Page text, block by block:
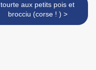
tourte aux petits pois et
brocciu (corse ! ) >